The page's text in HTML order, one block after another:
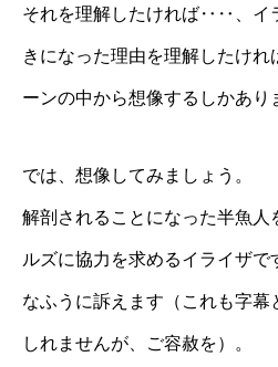
それを理解したければ‥‥、イ
きになった理由を理解したけ
ーンの中から想像するしかあり
では、想像してみましょう。
解剖されることになった半魚人
ルズに協力を求めるイライザ
なふうに訴えます（これも字幕
しれませんが、ご容赦を）。